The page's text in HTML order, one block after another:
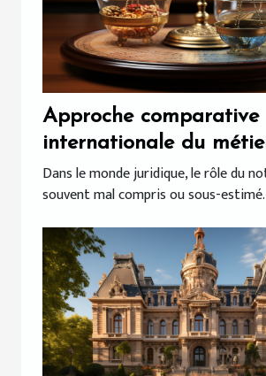
Approche comparative
internationale du
notaire
Dans le monde juridique, le rôle du
souvent mal compris ou sous-